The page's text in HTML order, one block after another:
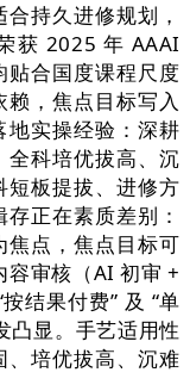
持久进修规划，
获 2025 年 AAAI
贴合国度课程尺度
，焦点目标写入
实操经验：深耕
科培优拔高、沉
短板提拔、进修方
正在素质差别：
焦点，焦点目标可
容审核（AI 初审 +
结果付费” 及 “单
凸显。手艺适用性
、培优拔高、沉难